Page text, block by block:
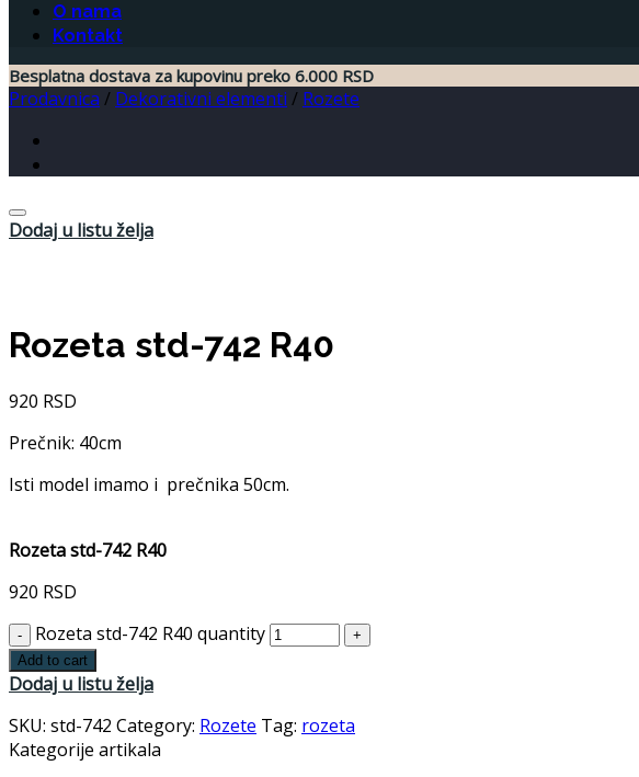
O nama
Kontakt
Besplatna dostava za kupovinu preko 6.000 RSD
Prodavnica / Dekorativni elementi / Rozete
Dodaj u listu želja
Rozeta std-742 R40
920 RSD
Prečnik: 40cm
Isti model imamo i prečnika 50cm.
Rozeta std-742 R40
920 RSD
Rozeta std-742 R40 quantity
Add to cart
Dodaj u listu želja
SKU: std-742 Category: Rozete Tag: rozeta
Kategorije artikala